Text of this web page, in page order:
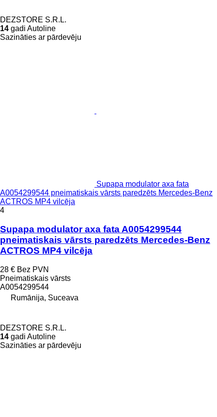
DEZSTORE S.R.L.
14 gadi Autoline
Sazināties ar pārdevēju
Supapa modulator axa fata
A0054299544 pneimatiskais vārsts paredzēts Mercedes-Benz
ACTROS MP4 vilcēja
4
Supapa modulator axa fata A0054299544
pneimatiskais vārsts paredzēts Mercedes-Benz
ACTROS MP4 vilcēja
28 € Bez PVN
Pneimatiskais vārsts
A0054299544
Rumānija, Suceava
DEZSTORE S.R.L.
14 gadi Autoline
Sazināties ar pārdevēju